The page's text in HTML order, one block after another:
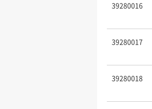
39280016
39280017
39280018